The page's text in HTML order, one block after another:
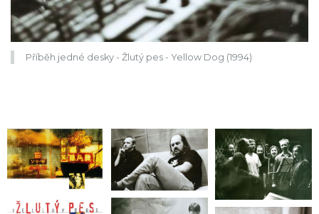
Příběh jedné desky - Žlutý pes - Yellow Dog (1994)